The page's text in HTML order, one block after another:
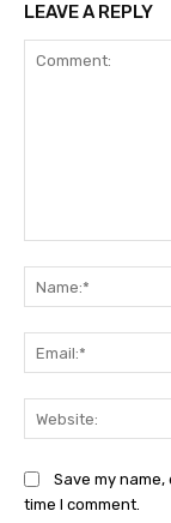
LEAVE A REPLY
Save my
time I comment.